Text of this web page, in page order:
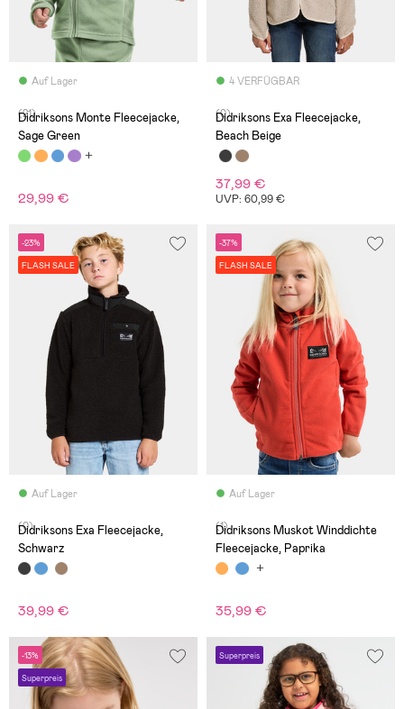
Auf Lager
(21)
Didriksons Monte Fleecejacke,
Sage Green
29,99 €
4 VERFÜGBAR
(0)
Didriksons Exa Fleecejacke,
Beach Beige
37,99 €
UVP: 60,99 €
-23%
FLASH SALE
Auf Lager
(0)
Didriksons Exa Fleecejacke,
Schwarz
39,99 €
-37%
FLASH SALE
Auf Lager
(1)
Didriksons Muskot Winddichte
Fleecejacke, Paprika
35,99 €
-13%
Superpreis
Superpreis